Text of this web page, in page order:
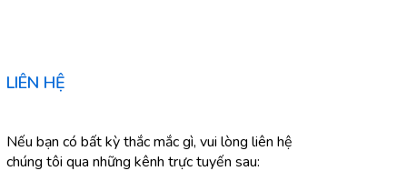
LIÊN HỆ
Nếu bạn có bất kỳ thắc mắc gì, vui lòng liên hệ
chúng tôi qua những kênh trực tuyến sau: